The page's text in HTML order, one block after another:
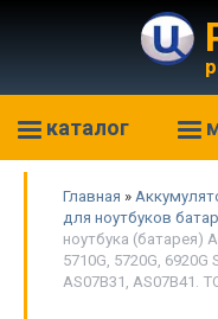
каталог
Главная »
для ноутбуков
ноутбука (батарея)
5710G, 5720G, 6920G
AS07B31, AS07B41.